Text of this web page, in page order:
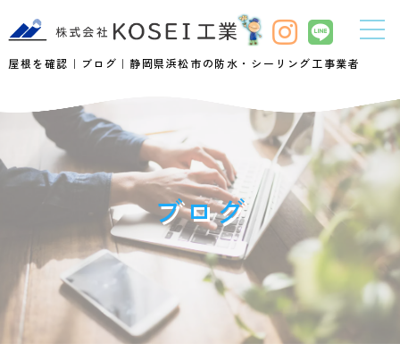
屋根を確認｜ブログ｜静岡県浜松市の防水・シーリング工事業者
ブログ